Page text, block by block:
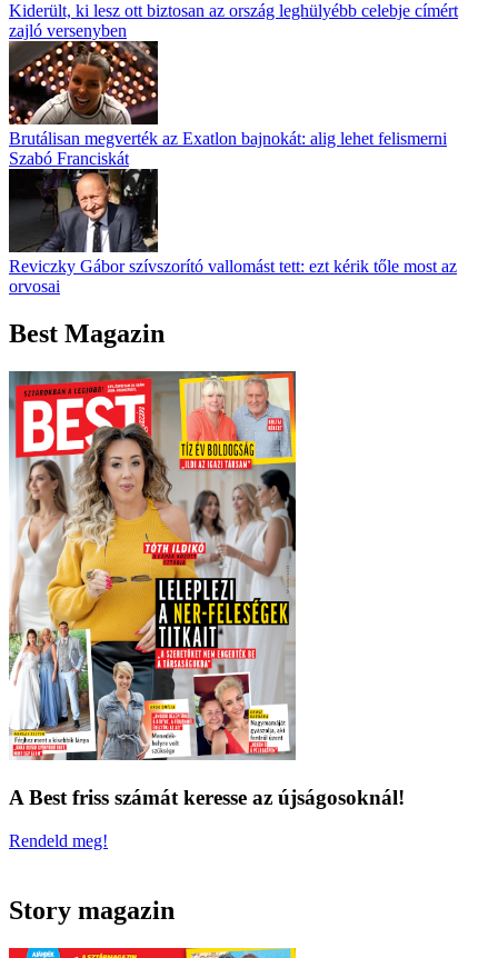
Kiderült, ki lesz ott biztosan az ország leghülyébb celebje címért
zajló versenyben
Brutálisan megverték az Exatlon bajnokát: alig lehet felismerni
Szabó Franciskát
Reviczky Gábor szívszorító vallomást tett: ezt kérik tőle most az
orvosai
Best Magazin
A Best friss számát keresse az újságosoknál!
Rendeld meg!
Story magazin